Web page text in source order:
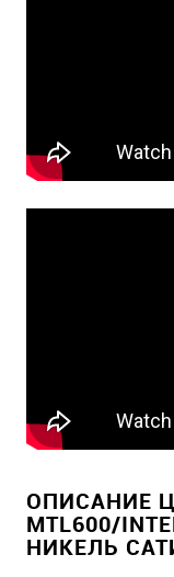
ОПИСАНИЕ
MTL600/
НИКЕЛЬ